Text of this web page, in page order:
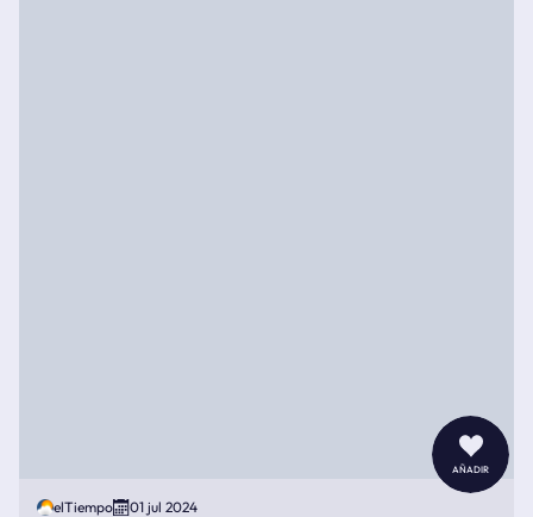
añadir
elTiempo 01 jul 2024